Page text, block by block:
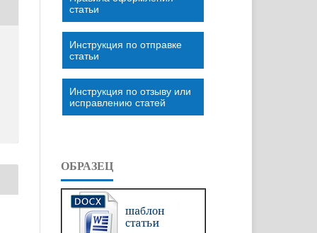
статьи
Инструкция по отправке
статьи
Инструкция по отзыву или
исправлению статей
ОБРАЗЕЦ